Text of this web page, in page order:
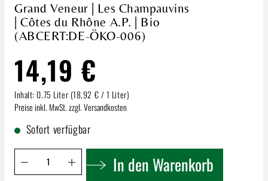
Grand Veneur | Les Champauvins
| Côtes du Rhône A.P. | Bio
(ABCERT:DE-ÖKO-006)
14,19 €
Inhalt: 0.75 Liter (18,92 € / 1 Liter)
Preise inkl. MwSt. zzgl. Versandkosten
Sofort verfügbar
Produkt Anzahl: Gib den gewünschten Wert ein oder
In den Warenkorb